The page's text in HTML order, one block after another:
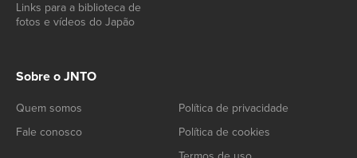
Links para a biblioteca de
fotos e vídeos do Japão
Sobre o JNTO
Quem somos
Fale conosco
Política de privacidade
Política de cookies